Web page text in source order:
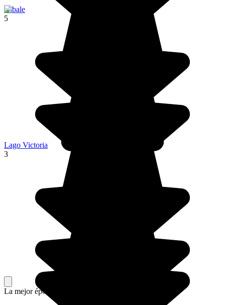
Kibale
5
Lago Victoria
3
La mejor época para ir.